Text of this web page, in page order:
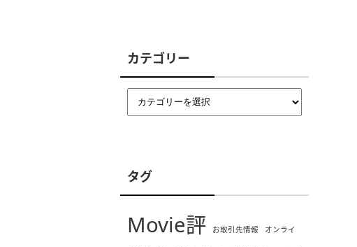
カテゴリー
タグ
Movie評 お取引先情報 オンライ